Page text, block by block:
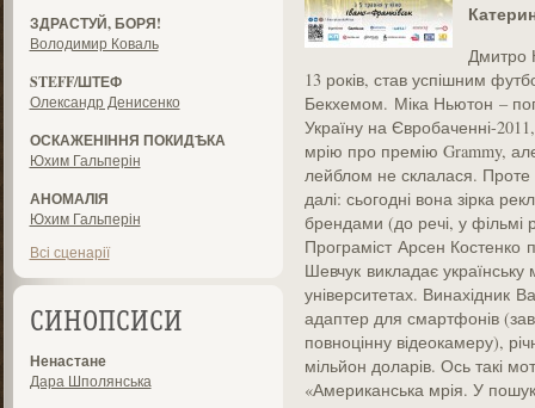
ЗДРАСТУЙ, БОРЯ!
Володимир Коваль
STEFF/ШТЕФ
Олександр Денисенко
ОСКАЖЕНІННЯ ПОКИДѢКА
Юхим Гальперін
АНОМАЛІЯ
Юхим Гальперін
Всі сценарії
СИНОПСИСИ
Ненастане
Дара Шполянська
Дмитро
13 років, став успішним
Бекхемом. Міка Ньютон –
Україну на Євробаченні-
мрію про премію Grammy,
лейблом не склалася.
далі: сьогодні вона зірка
брендами (до речі, у фільмі
Програміст Арсен
Шевчук викладає
університетах. Винахідник
адаптер для смартфонів
повноцінну відеокамеру),
мільйон доларів. Ось такі
«Американська мрія. У